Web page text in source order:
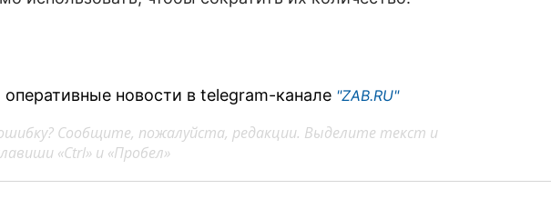
новости в telegram-канале "ZAB.RU"
Сообщите, пожалуйста, редакции. Выделите текст и
«Ctrl» и «Пробел»